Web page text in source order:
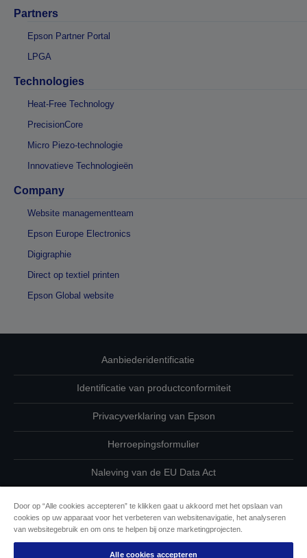
Partners
Epson Partner Portal
LPGA
Technologies
Heat-Free Technology
PrecisionCore
Micro Piezo-technologie
Innovatieve Technologieën
Company
Website managementteam
Epson Europe Electronics
Digigraphie
Direct op textiel printen
Epson Global website
Aanbiederidentificatie
Identificatie van productconformiteit
Privacyverklaring van Epson
Herroepingsformulier
Naleving van de EU Data Act
Cookie-informatie
Door op “Alle cookies accepteren” te klikken gaat u akkoord met het opslaan van
cookies op uw apparaat voor het verbeteren van websitenavigatie, het analyseren
van websitegebruik en om ons te helpen bij onze marketingprojecten.
Alle cookies accepteren